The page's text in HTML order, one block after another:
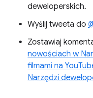
deweloperskich.
Wyślij tweeta do
Zostawiaj
nowościach w
filmami na
Narzędzi